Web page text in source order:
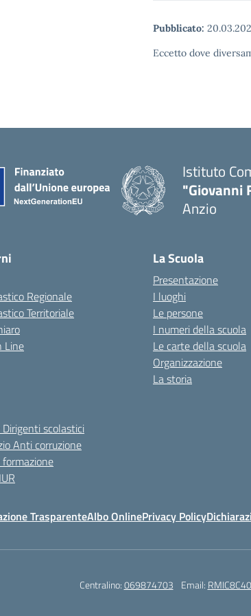
Pubblicato:
Eccetto dove
Istituto
"Giovanni
Anzio
Regionale
Territoriale
Line
scolastici
Anti corruzione
La Scuola
Presentazione
I luoghi
Le persone
I numeri della scuola
Le carte della scuola
Organizzazione
La storia
TrasparenteAlbo OnlinePrivacy Policy
Centralino:069874703 Email: